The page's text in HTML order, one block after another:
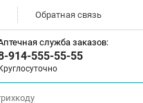
Обратная связь
служба заказов:
914-555-55-55